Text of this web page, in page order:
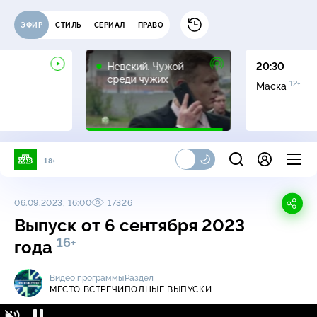
ЭФИР СТИЛЬ СЕРИАЛ ПРАВО
Невский. Чужой
среди чужих
16+
20:30
Маска 12+
18+
06.09.2023, 16:00 17326
Выпуск от 6 сентября 2023
года 16+
Видео программы
МЕСТО ВСТРЕЧИ
Раздел
ПОЛНЫЕ ВЫПУСКИ